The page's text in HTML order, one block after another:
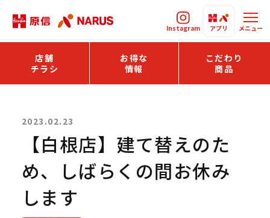
Instagram アプリ メニュー
店舗
チラシ
お得な
情報
こだわり
商品
2023.02.23
【白根店】建て替えのた
め、しばらくの間お休み
します